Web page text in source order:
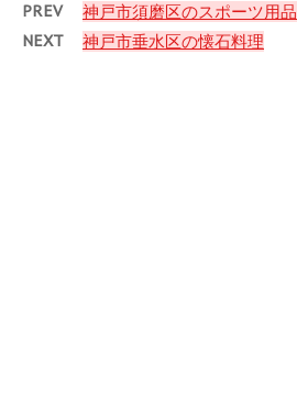
PREV 神戸市須磨区のスポーツ用品
NEXT 神戸市垂水区の懐石料理